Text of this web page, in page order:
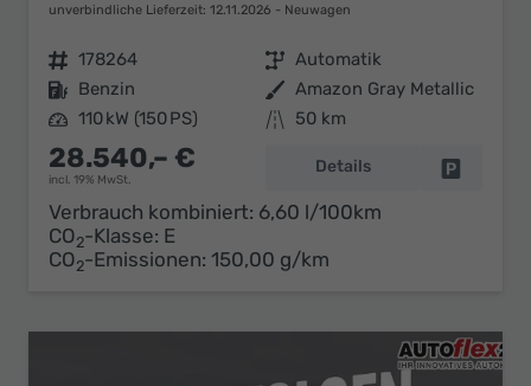
unverbindliche Lieferzeit: 12.11.2026 Neuwagen
Fahrzeugnr. 178264 Getriebe Automatik
Kraftstoff Benzin Außenfarbe Amazon Gray Metallic
Leistung 110 kW (150 PS) Kilometerstand 50 km
28.540,– €
incl. 19% MwSt.
Details
Verbrauch kombiniert: 6,60 l/100km
CO2-Klasse: E
CO2-Emissionen: 150,00 g/km